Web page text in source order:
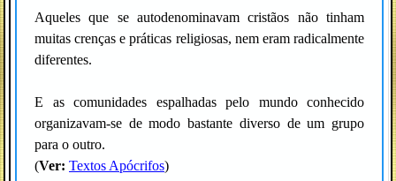
Aqueles que se autodenominavam cristãos não tinham
muitas crenças e práticas religiosas, nem eram radicalmente
diferentes.
E as comunidades espalhadas pelo mundo conhecido
organizavam-se de modo bastante diverso de um grupo
para o outro.
(Ver: Textos Apócrifos)